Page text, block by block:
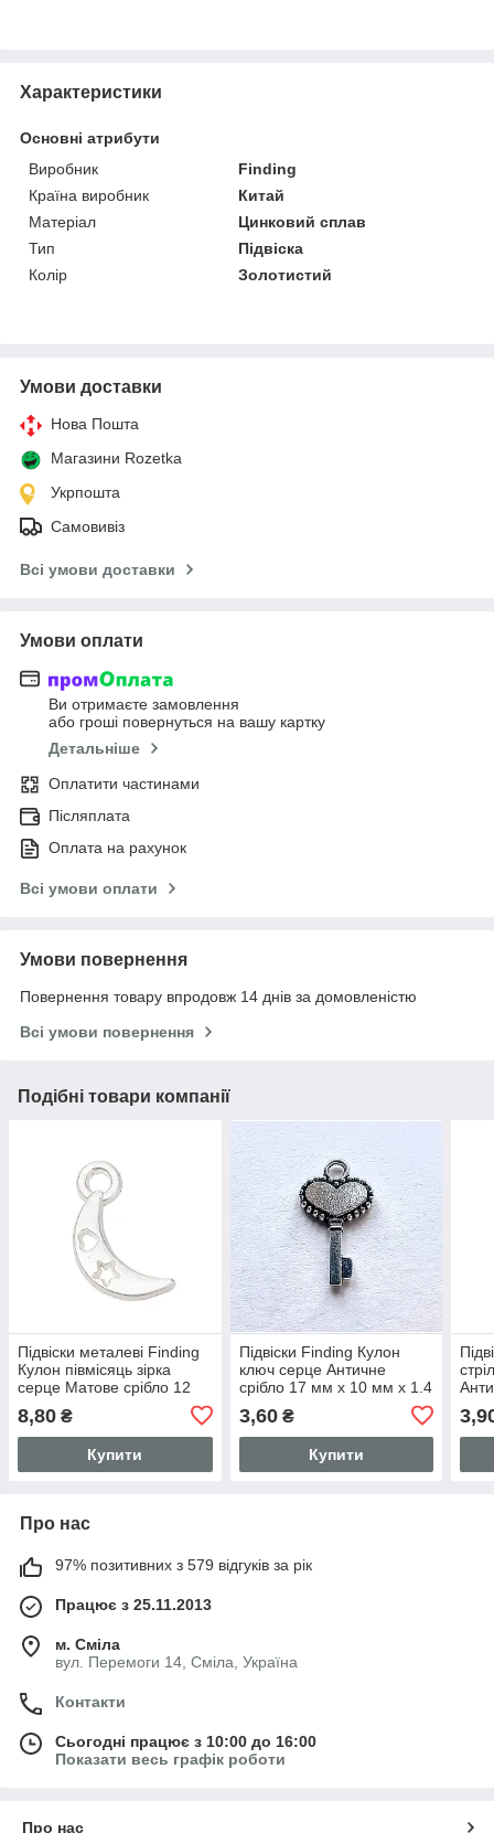
Характеристики
Основні атрибути
Виробник
Finding
Країна виробник
Китай
Матеріал
Цинковий сплав
Тип
Підвіска
Колір
Золотистий
Умови доставки
Нова Пошта
Магазини Rozetka
Укрпошта
Самовивіз
Всі умови доставки
Умови оплати
Ви отримаєте замовлення
або гроші повернуться на вашу картку
Детальніше
Оплатити частинами
Післяплата
Оплата на рахунок
Всі умови оплати
Умови повернення
Повернення товару впродовж 14 днів за домовленістю
Всі умови повернення
Подібні товари компанії
Підвіски металеві Finding
Кулон півмісяць зірка
серце Матове срібло 12
8,80 ₴
Купити
Підвіски Finding Кулон
ключ серце Античне
срібло 17 мм x 10 мм х 1.4
3,60₴
Купити
Про нас
97% позитивних з 579 відгуків за рік
Працює з 25.11.2013
м. Сміла
вул. Перемоги 14, Сміла, Україна
Контакти
Сьогодні працює з 10:00 до 16:00
Показати весь графік роботи
Про нас